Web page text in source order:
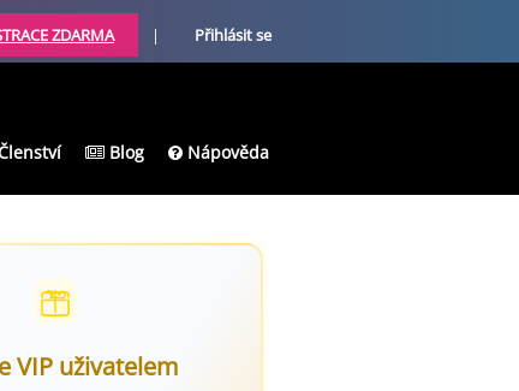
ZDARMA | Přihlásit se
Blog Nápověda
VIP uživatelem